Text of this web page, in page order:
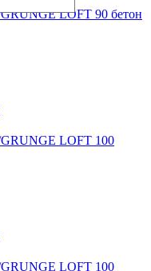
LOFT 90 бетон
LOFT 100
LOFT 100